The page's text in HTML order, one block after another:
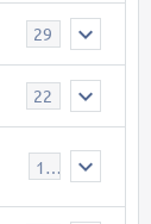
29
22
17